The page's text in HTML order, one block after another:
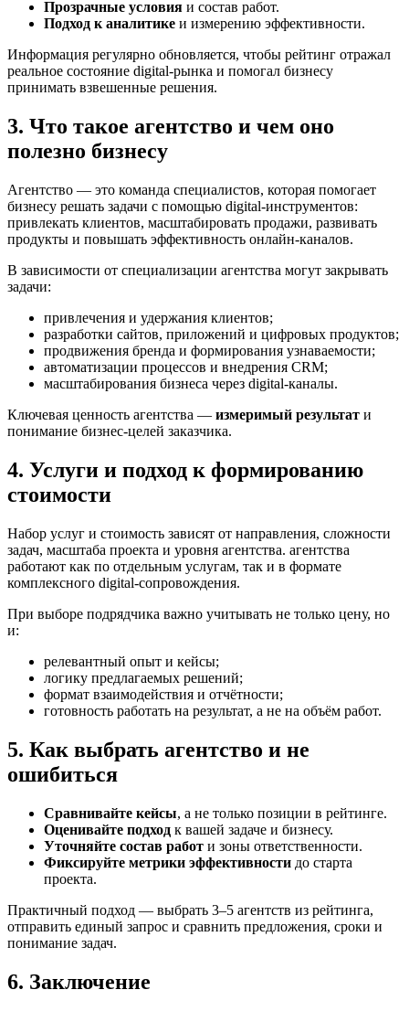
Прозрачные условия и состав работ.
Подход к аналитике и измерению эффективности.
Информация регулярно обновляется, чтобы рейтинг отражал
реальное состояние digital-рынка и помогал бизнесу
принимать взвешенные решения.
3. Что такое агентство и чем оно
полезно бизнесу
Агентство — это команда специалистов, которая помогает
бизнесу решать задачи с помощью digital-инструментов:
привлекать клиентов, масштабировать продажи, развивать
продукты и повышать эффективность онлайн-каналов.
В зависимости от специализации агентства могут закрывать
задачи:
привлечения и удержания клиентов;
разработки сайтов, приложений и цифровых продуктов;
продвижения бренда и формирования узнаваемости;
автоматизации процессов и внедрения CRM;
масштабирования бизнеса через digital-каналы.
Ключевая ценность агентства — измеримый результат и
понимание бизнес-целей заказчика.
4. Услуги и подход к формированию
стоимости
Набор услуг и стоимость зависят от направления, сложности
задач, масштаба проекта и уровня агентства. агентства
работают как по отдельным услугам, так и в формате
комплексного digital-сопровождения.
При выборе подрядчика важно учитывать не только цену, но
и:
релевантный опыт и кейсы;
логику предлагаемых решений;
формат взаимодействия и отчётности;
готовность работать на результат, а не на объём работ.
5. Как выбрать агентство и не
ошибиться
Сравнивайте кейсы, а не только позиции в рейтинге.
Оценивайте подход к вашей задаче и бизнесу.
Уточняйте состав работ и зоны ответственности.
Фиксируйте метрики эффективности до старта
проекта.
Практичный подход — выбрать 3–5 агентств из рейтинга,
отправить единый запрос и сравнить предложения, сроки и
понимание задач.
6. Заключение